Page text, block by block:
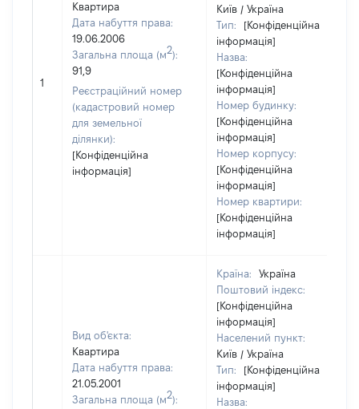
1
Квартира
Дата набуття права:
19.06.2006
Загальна площа (м2):
91,9
Реєстраційний номер
(кадастровий номер
для земельної
ділянки):
[Конфіденційна
інформація]
Київ / Україна
Тип:
[Конфіденційна
інформація]
Назва:
[Конфіденційна
інформація]
Номер будинку:
[Конфіденційна
інформація]
Номер корпусу:
[Конфіденційна
інформація]
Номер квартири:
[Конфіденційна
інформація]
Вид об'єкта:
Квартира
Дата набуття права:
21.05.2001
Загальна площа (м2):
Країна:
Україна
Поштовий індекс:
[Конфіденційна
інформація]
Населений пункт:
Київ / Україна
Тип:
[Конфіденційна
інформація]
Назва: